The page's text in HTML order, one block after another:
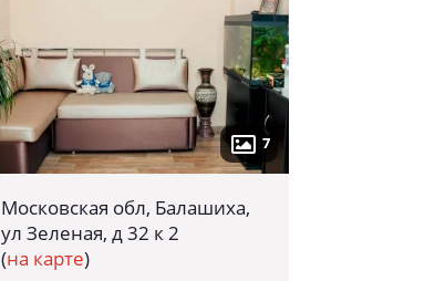
7
Московская обл, Балашиха,
ул Зеленая, д 32 к 2
(на карте)